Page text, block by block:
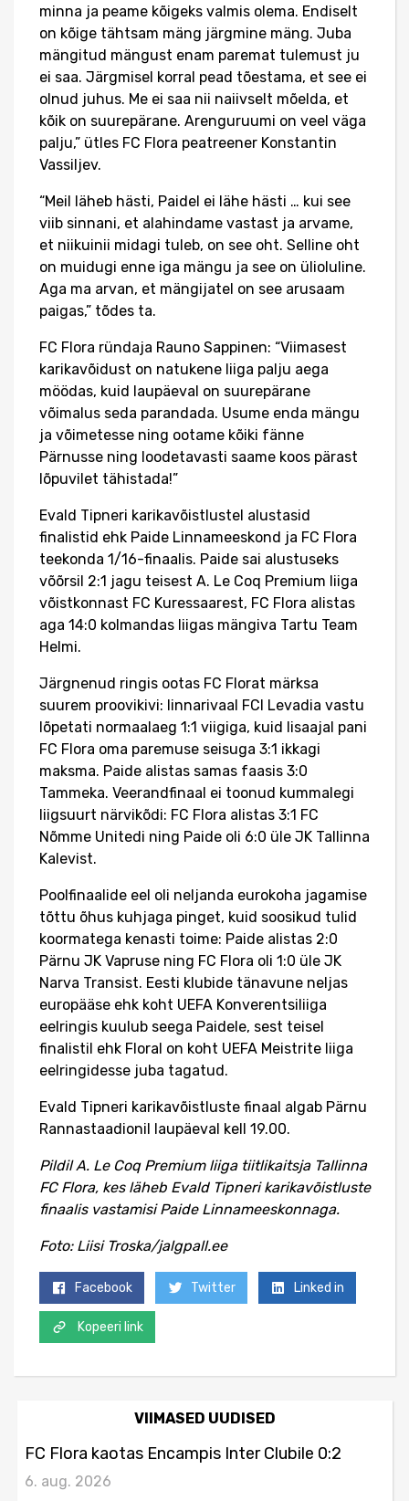
minna ja peame kõigeks valmis olema. Endiselt
on kõige tähtsam mäng järgmine mäng. Juba
mängitud mängust enam paremat tulemust ju
ei saa. Järgmisel korral pead tõestama, et see ei
olnud juhus. Me ei saa nii naiivselt mõelda, et
kõik on suurepärane. Arenguruumi on veel väga
palju,” ütles FC Flora peatreener Konstantin
Vassiljev.
“Meil läheb hästi, Paidel ei lähe hästi … kui see
viib sinnani, et alahindame vastast ja arvame,
et niikuinii midagi tuleb, on see oht. Selline oht
on muidugi enne iga mängu ja see on ülioluline.
Aga ma arvan, et mängijatel on see arusaam
paigas,” tõdes ta.
FC Flora ründaja Rauno Sappinen: “Viimasest
karikavõidust on natukene liiga palju aega
möödas, kuid laupäeval on suurepärane
võimalus seda parandada. Usume enda mängu
ja võimetesse ning ootame kõiki fänne
Pärnusse ning loodetavasti saame koos pärast
lõpuvilet tähistada!”
Evald Tipneri karikavõistlustel alustasid
finalistid ehk Paide Linnameeskond ja FC Flora
teekonda 1/16-finaalis. Paide sai alustuseks
võõrsil 2:1 jagu teisest A. Le Coq Premium liiga
võistkonnast FC Kuressaarest, FC Flora alistas
aga 14:0 kolmandas liigas mängiva Tartu Team
Helmi.
Järgnenud ringis ootas FC Florat märksa
suurem proovikivi: linnarivaal FCI Levadia vastu
lõpetati normaalaeg 1:1 viigiga, kuid lisaajal pani
FC Flora oma paremuse seisuga 3:1 ikkagi
maksma. Paide alistas samas faasis 3:0
Tammeka. Veerandfinaal ei toonud kummalegi
liigsuurt närvikõdi: FC Flora alistas 3:1 FC
Nõmme Unitedi ning Paide oli 6:0 üle JK Tallinna
Kalevist.
Poolfinaalide eel oli neljanda eurokoha jagamise
tõttu õhus kuhjaga pinget, kuid soosikud tulid
koormatega kenasti toime: Paide alistas 2:0
Pärnu JK Vapruse ning FC Flora oli 1:0 üle JK
Narva Transist. Eesti klubide tänavune neljas
europääse ehk koht UEFA Konverentsiliiga
eelringis kuulub seega Paidele, sest teisel
finalistil ehk Floral on koht UEFA Meistrite liiga
eelringidesse juba tagatud.
Evald Tipneri karikavõistluste finaal algab Pärnu
Rannastaadionil laupäeval kell 19.00.
Pildil A. Le Coq Premium liiga tiitlikaitsja Tallinna
FC Flora, kes läheb Evald Tipneri karikavõistluste
finaalis vastamisi Paide Linnameeskonnaga.
Foto: Liisi Troska/jalgpall.ee
Facebook Twitter Linked in
Kopeeri link
VIIMASED UUDISED
FC Flora kaotas Encampis Inter Clubile 0:2
6. aug. 2026